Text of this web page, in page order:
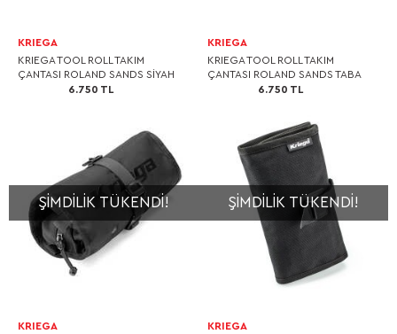
KRIEGA
KRIEGA TOOL ROLL TAKIM
ÇANTASI ROLAND SANDS SİYAH
6.750 TL
KRIEGA
KRIEGA TOOL ROLL TAKIM
ÇANTASI ROLAND SANDS TABA
6.750 TL
ŞIMDILIK TÜKENDI!
KRIEGA
ŞIMDILIK TÜKENDI!
KRIEGA